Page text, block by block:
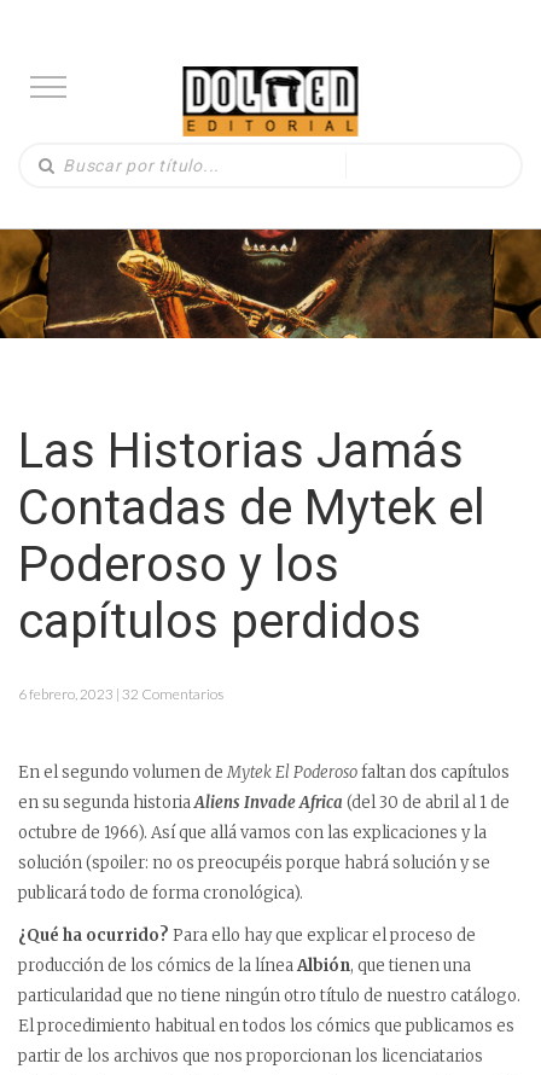
Las Historias Jamás
Contadas de Mytek el
Poderoso y los
capítulos perdidos
6 febrero, 2023 | 32 Comentarios
En el segundo volumen deMytek El Poderosofaltan dos capítulos
en su segunda historiaAliens Invade Africa (del 30 de abril al 1 de
octubre de 1966). Así que allá vamos con las explicaciones y la
solución (spoiler: no os preocupéis porque habrá solución y se
publicará todo de forma cronológica).
¿Qué ha ocurrido? Para ello hay que explicar el proceso de
producción de los cómics de la líneaAlbión, que tienen una
particularidad que no tiene ningún otro título de nuestro catálogo.
El procedimiento habitual en todos los cómics que publicamos es
partir de los archivos que nos proporcionan los licenciatarios